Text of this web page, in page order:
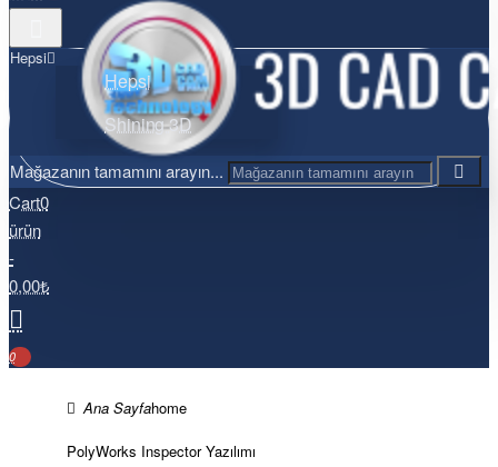
Hepsi
Hepsi
Shining 3D
Mağazanın tamamını arayın...
Cart0
ürün
-
0,00₺
0
home
PolyWorks Inspector Yazılımı